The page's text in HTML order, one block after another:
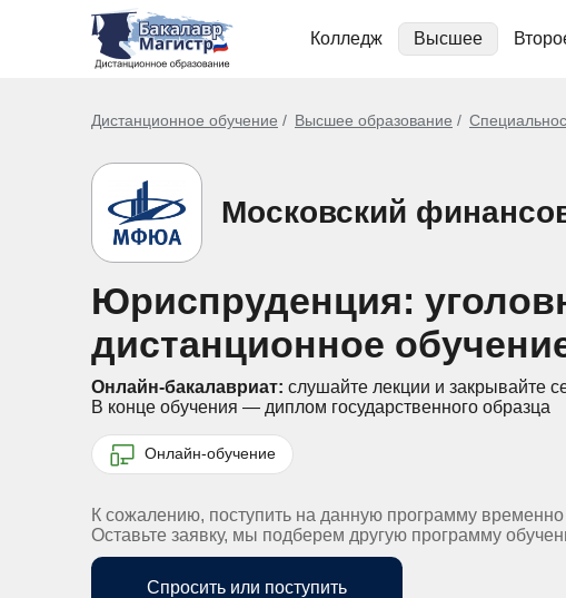
Колледж Высшее
Дистанционное обучение Высшее образование
Московский
Юриспруденция:
дистанционное
Онлайн-бакалавриат: слушайте лекции и закрывайте
В конце обучения — диплом государственного образца
Онлайн-обучение
К сожалению, поступить на данную программу
Оставьте заявку, мы подберем другую программу
Спросить или поступить